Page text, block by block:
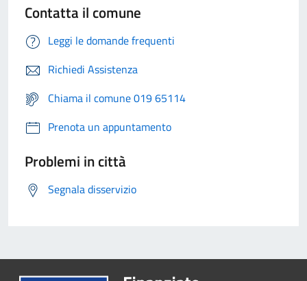
Contatta il comune
Leggi le domande frequenti
Richiedi Assistenza
Chiama il comune 019 65114
Prenota un appuntamento
Problemi in città
Segnala disservizio